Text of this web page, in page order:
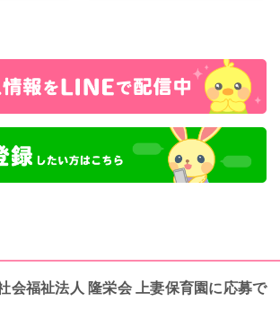
会福祉法人 隆栄会 上妻保育園に応募で